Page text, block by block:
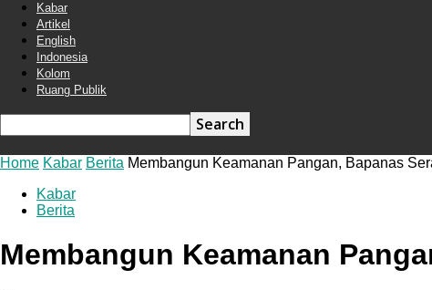
your username
Kabar
Artikel
English
Indonesia
Kolom
Ruang Publik
Home Kabar Berita Membangun Keamanan Pangan, Bapanas
Kabar
Berita
Membangun Keamanan